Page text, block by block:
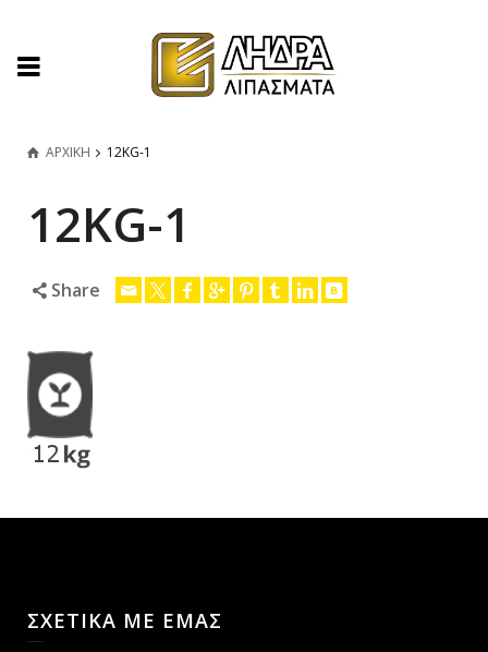
ΑΡΧΙΚΗ 12KG-1
12KG-1
Share
ΣΧΕΤΙΚΑ ΜΕ ΕΜΑΣ